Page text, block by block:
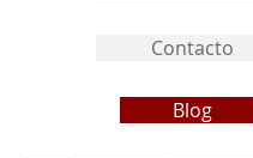
Contacto
Blog